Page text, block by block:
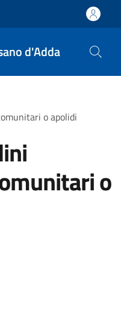
d'Adda
o apolidi
o